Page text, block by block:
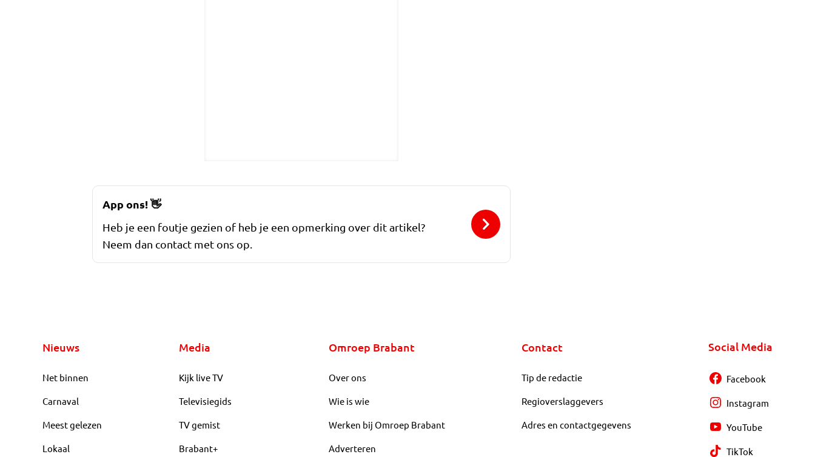
App ons!👋
Heb je een foutje gezien of heb je een opmerking over dit artikel?
Neem dan contact met ons op.
Nieuws
Net binnen
Carnaval
Meest gelezen
Lokaal
Media
Kijk live TV
Televisiegids
TV gemist
Brabant+
Omroep Brabant
Over ons
Wie is wie
Werken bij Omroep Brabant
Adverteren
Contact
Tip de redactie
Regioverslaggevers
Adres en contactgegevens
Social Media
Facebook
Instagram
YouTube
TikTok